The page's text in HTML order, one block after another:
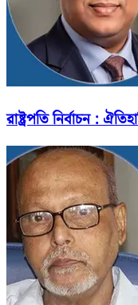
রাষ্ট্রপতি নির্বাচন :